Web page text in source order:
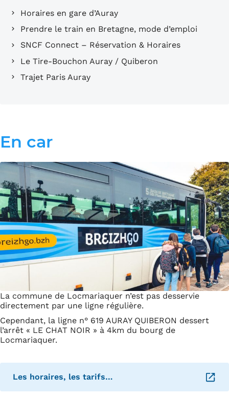
Horaires en gare d’Auray
Prendre le train en Bretagne, mode d’emploi
SNCF Connect – Réservation & Horaires
Le Tire-Bouchon Auray / Quiberon
Trajet Paris Auray
En car
La commune de Locmariaquer n’est pas desservie
directement par une ligne régulière.
Cependant, la ligne n° 619 AURAY QUIBERON dessert
l’arrêt « LE CHAT NOIR » à 4km du bourg de
Locmariaquer.
Les horaires, les tarifs…
– Ouverture dans un nouvel onglet